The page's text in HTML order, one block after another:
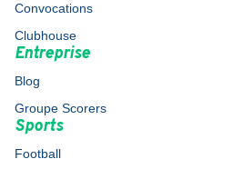
Convocations
Clubhouse
Entreprise
Blog
Groupe Scorers
Sports
Football